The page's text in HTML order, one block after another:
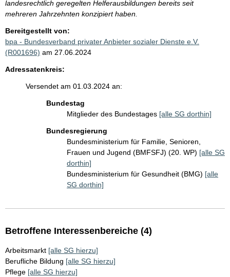
landesrechtlich geregelten Helferausbildungen bereits seit
mehreren Jahrzehnten konzipiert haben.
Bereitgestellt von:
bpa - Bundesverband privater Anbieter sozialer Dienste e.V.
(R001696) am 27.06.2024
Adressatenkreis:
Versendet am 01.03.2024 an:
Bundestag
Mitglieder des Bundestages [alle SG dorthin]
Bundesregierung
Bundesministerium für Familie, Senioren,
Frauen und Jugend (BMFSFJ) (20. WP) [alle SG
dorthin]
Bundesministerium für Gesundheit (BMG) [alle
SG dorthin]
Betroffene Interessenbereiche (4)
Arbeitsmarkt [alle SG hierzu]
Berufliche Bildung [alle SG hierzu]
Pflege [alle SG hierzu]